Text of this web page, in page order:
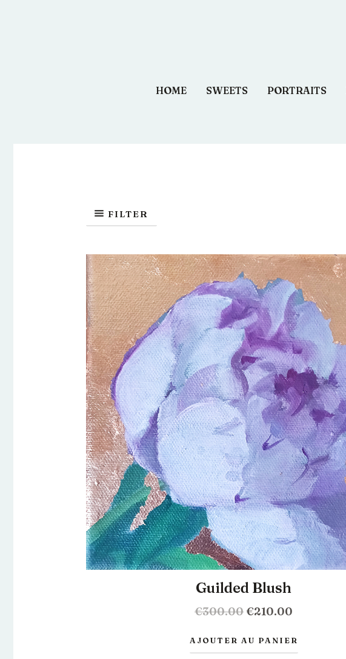
HOME SWEETS PORTRAITS
FILTER
Guilded Blush
€300.00
Le
prix
initial
était :
€300.00.
€210.00
Le
prix
actuel
est :
€210.00.
AJOUTER AU PANIER